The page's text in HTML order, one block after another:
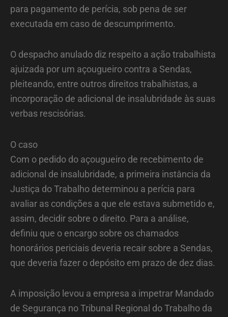
para pagamento de perícia, sob pena de ser
executada em caso de descumprimento.
O despacho anulado diz respeito a ação trabalhista
ajuizada por um açougueiro contra a Sendas,
pleiteando, entre outros direitos trabalhistas, a
incorporação de adicional de insalubridade às suas
verbas rescisórias.
O caso
Com o pedido do açougueiro de recebimento de
adicional de insalubridade, a primeira instância da
Justiça do Trabalho determinou a perícia para
avaliar as condições a que ele estava submetido e,
assim, decidir sobre o direito. Para a análise,
definiu que o encargo sobre os chamados
honorários periciais deveria recair sobre a Sendas,
que deveria fazer o depósito em prazo de dez dias.
A imposição levou a empresa a impetrar Mandado
de Segurança no Tribunal Regional do Trabalho da